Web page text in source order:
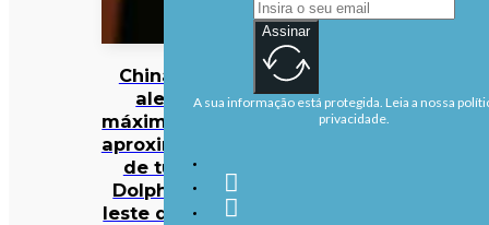
China em
alerta
máximo com
aproximação
de tufão
Dolphin ao
leste do país
Assinar
A sua informação está protegida. Leia a nossa
privacidade.